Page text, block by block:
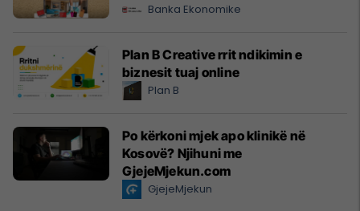
Banka Ekonomike
Plan B Creative rrit ndikimin e
biznesit tuaj online
Plan B
Po kërkoni mjek apo klinikë në
Kosovë? Njihuni me
GjejeMjekun.com
GjejeMjekun